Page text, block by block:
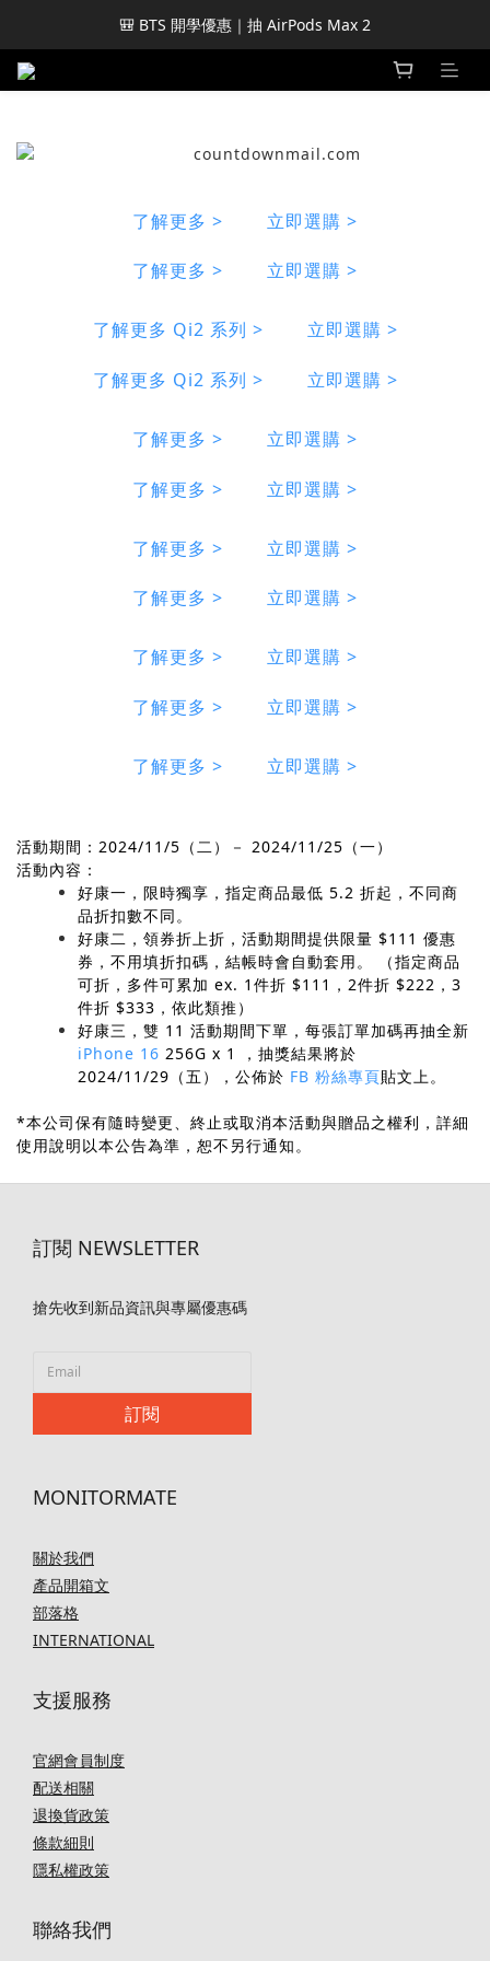
🎒 BTS 開學優惠｜抽 AirPods Max 2
了解更多 > 立即選購 >
了解更多 > 立即選購 >
了解更多 Qi2 系列 > 立即選購 >
了解更多 Qi2 系列 > 立即選購 >
了解更多 > 立即選購 >
了解更多 > 立即選購 >
了解更多 > 立即選購 >
了解更多 > 立即選購 >
了解更多 > 立即選購 >
了解更多 > 立即選購 >
了解更多 > 立即選購 >
活動期間：2024/11/5（二）－ 2024/11/25（一）
活動內容：
好康一，限時獨享，指定商品最低 5.2 折起，不同商
品折扣數不同。
好康二，領券折上折，活動期間提供限量 $111 優惠
券，不用填折扣碼，結帳時會自動套用。 （指定商品
可折，多件可累加 ex. 1件折 $111，2件折 $222，3
件折 $333，依此類推）
好康三，雙 11 活動期間下單，每張訂單加碼再抽全新
iPhone 16 256G x 1 ，抽獎結果將於
2024/11/29（五），公佈於 FB 粉絲專頁貼文上。
*本公司保有隨時變更、終止或取消本活動與贈品之權利，詳細
使用說明以本公告為準，恕不另行通知。
訂閱 NEWSLETTER
搶先收到新品資訊與專屬優惠碼
訂閱
MONITORMATE
關於我們
產品開箱文
部落格
INTERNATIONAL
支援服務
官網會員制度
配送相關
退換貨政策
條款細則
隱私權政策
聯絡我們